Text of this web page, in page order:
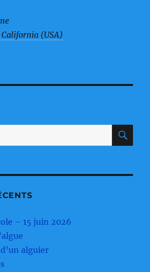
(USA)
– 15 juin 2026
alguier